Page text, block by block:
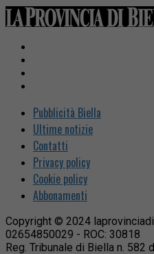
Pubblicità Biella
Ultime notizie
Contatti
Privacy policy
Cookie policy
Abbonamenti
Copyright © 2024
02654850029 - ROC: 30818
Reg. Tribunale di Biella n.